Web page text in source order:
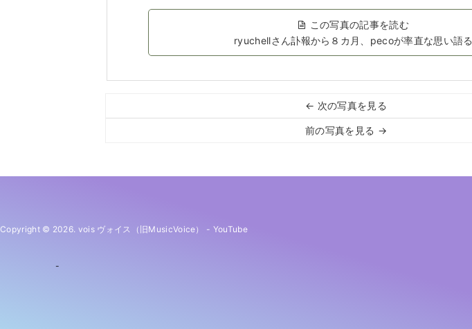
この写真の記事を読む
ryuchellさん訃報から８カ月、pecoが率直な思い語る
← 次の写真を見る
前の写真を見る →
Copyright © 2026. vois ヴォイス（旧MusicVoice） - YouTube
-